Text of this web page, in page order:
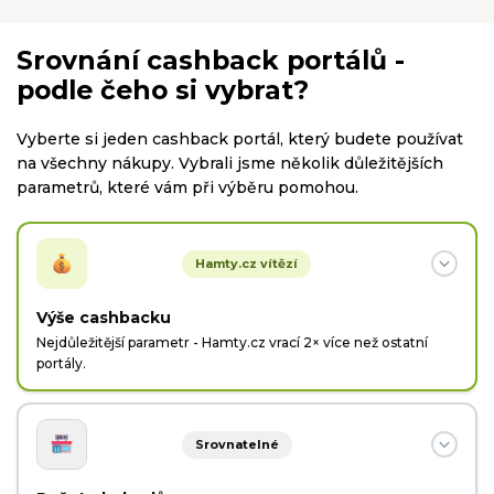
Srovnání cashback portálů -
podle čeho si vybrat?
Vyberte si jeden cashback portál, který budete používat
na všechny nákupy. Vybrali jsme několik důležitějších
parametrů, které vám při výběru pomohou.
Hamty.cz vítězí
Výše cashbacku
Nejdůležitější parametr - Hamty.cz vrací 2× více než ostatní
portály.
Hamty.cz
Hamty.cz vám vyplatí celou provizi, kterou získá od
Srovnatelné